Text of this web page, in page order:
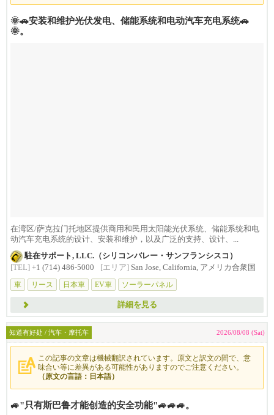
🌞🚗安装和维护光伏发电、储能系统和电动汽车充电系统🚗
🌞。
在湾区/萨克拉门托地区提供商用和民用太阳能光伏系统、储能系统和电
动汽车充电系统的设计、安装和维护，以及广泛的支持、设计、...
駐在サポート, LLC.（シリコンバレー・サンフランシスコ）
[TEL] +1 (714) 486-5000 [エリア] San Jose, California, アメリカ合衆国
車
リース 日本車 EV車 ソーラーパネル
詳細を見る
知道有好处 / 汽车・摩托车 2026/08/08 (Sat)
この記事の文章は機械翻訳されています。原文と訳文の間で、意
味合い等に差異がある可能性がありますのでご注意ください。
（原文の言語：日本語）
🚙"只有斯巴鲁才能创造的安全功能"🚙🚙🚙。